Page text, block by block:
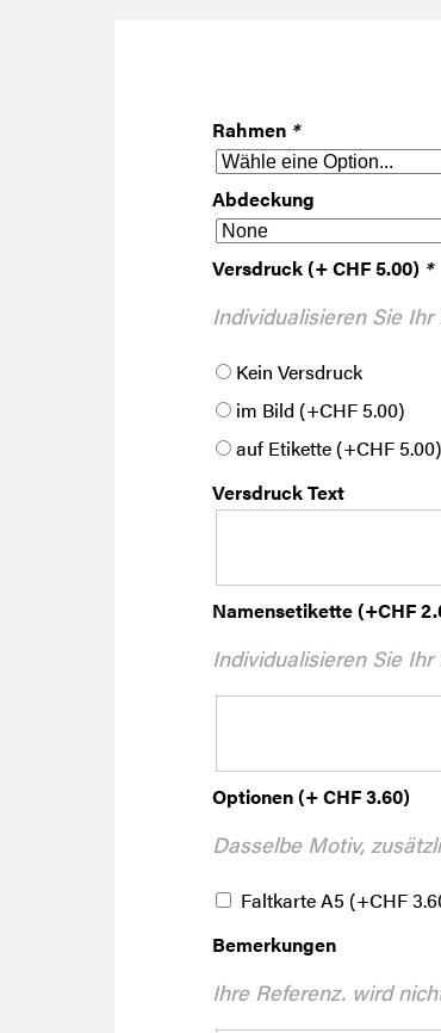
Rahmen *
Abdeckung
Versdruck (+ CHF 5.00) *
Individualisieren Sie Ihr
Kein Versdruck
im Bild (+CHF 5.00)
auf Etikette (+CHF 5.00)
Versdruck Text
Namensetikette(+CHF
Individualisieren Sie Ihr
Optionen (+ CHF 3.60)
Dasselbe Motiv,
Faltkarte A5 (+CHF
Bemerkungen
Ihre Referenz. wird